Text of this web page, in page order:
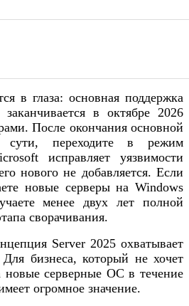
в глаза: основная поддержка
в октябре 2026
После окончания основной
переходите в режим
исправляет уязвимости
нового не добавляется. Если
новые серверы на Windows
менее двух лет полной
сворачивания.
Server 2025 охватывает
бизнеса, который не хочет
новые серверные ОС в течение
огромное значение.